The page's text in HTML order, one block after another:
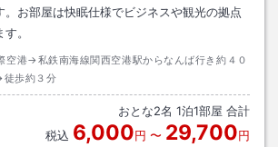
。お部屋は快眠仕様でビジネスや観光の拠点
。
空港→私鉄南海線関西空港駅からなんば行き約４０
歩約３分
おとな2名 1泊1部屋 合計
税込 6,000円 〜 29,700円